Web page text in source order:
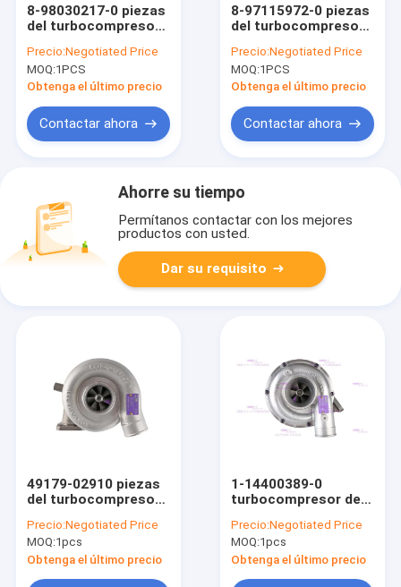
8-98030217-0 piezas
del turbocompresor
ISUZU 4HK1 SH240-3
Precio:Negotiated Price
MOQ:1PCS
Obtenga el último precio
Contactar ahora
8-97115972-0 piezas
del turbocompresor
4BG1T SK120-5
EX120-5
Precio:Negotiated Price
MOQ:1PCS
Obtenga el último precio
Contactar ahora
Ahorre su tiempo
Permítanos contactar con los mejores
productos con usted.
Dar su requisito
49179-02910 piezas
del turbocompresor
Mitsubishi C6.4
E320D
Precio:Negotiated Price
MOQ:1pcs
Obtenga el último precio
1-14400389-0
turbocompresor del
6BG1T
Precio:Negotiated Price
MOQ:1pcs
Obtenga el último precio